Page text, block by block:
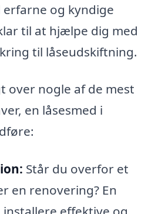
og kyndige
til at hjælpe dig med
til låseudskiftning.
over nogle af de mest
en låsesmed i
Står du overfor et
en renovering? En